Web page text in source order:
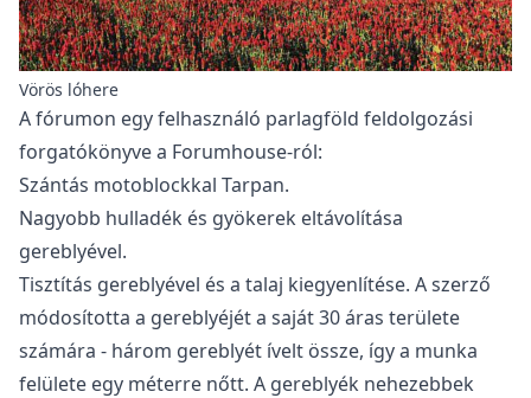
Vörös lóhere
A fórumon egy felhasználó parlagföld feldolgozási
forgatókönyve a Forumhouse-ról:
Szántás motoblockkal Tarpan.
Nagyobb hulladék és gyökerek eltávolítása
gereblyével.
Tisztítás gereblyével és a talaj kiegyenlítése. A szerző
módosította a gereblyéjét a saját 30 áras területe
számára - három gereblyét ívelt össze, így a munka
felülete egy méterre nőtt. A gereblyék nehezebbek